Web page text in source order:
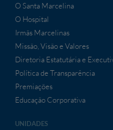
O Santa Marcelina
O Hospital
Irmãs Marcelinas
Missão, Visão e Valores
Diretoria Estatutária e
Política de Transparência
Premiações
Educação Corporativa
UNIDADES